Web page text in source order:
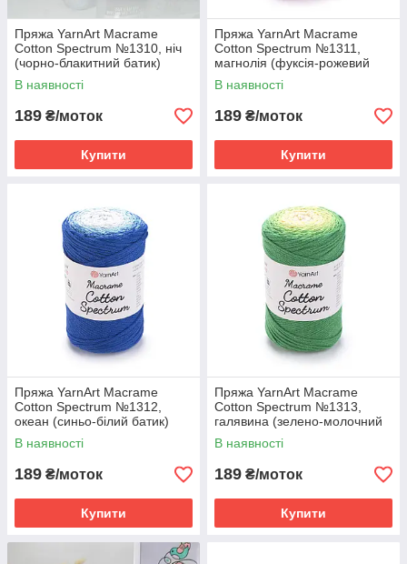
Пряжа YarnArt Macrame
Cotton Spectrum №1310, ніч
(чорно-блакитний батик)
В наявності
189 ₴/моток
Купити
Пряжа YarnArt Macrame
Cotton Spectrum №1311,
магнолія (фуксія-рожевий
батик)
В наявності
189 ₴/моток
Купити
Пряжа YarnArt Macrame
Cotton Spectrum №1312,
океан (синьо-білий батик)
В наявності
189 ₴/моток
Купити
Пряжа YarnArt Macrame
Cotton Spectrum №1313,
галявина (зелено-молочний
батик)
В наявності
189 ₴/моток
Купити